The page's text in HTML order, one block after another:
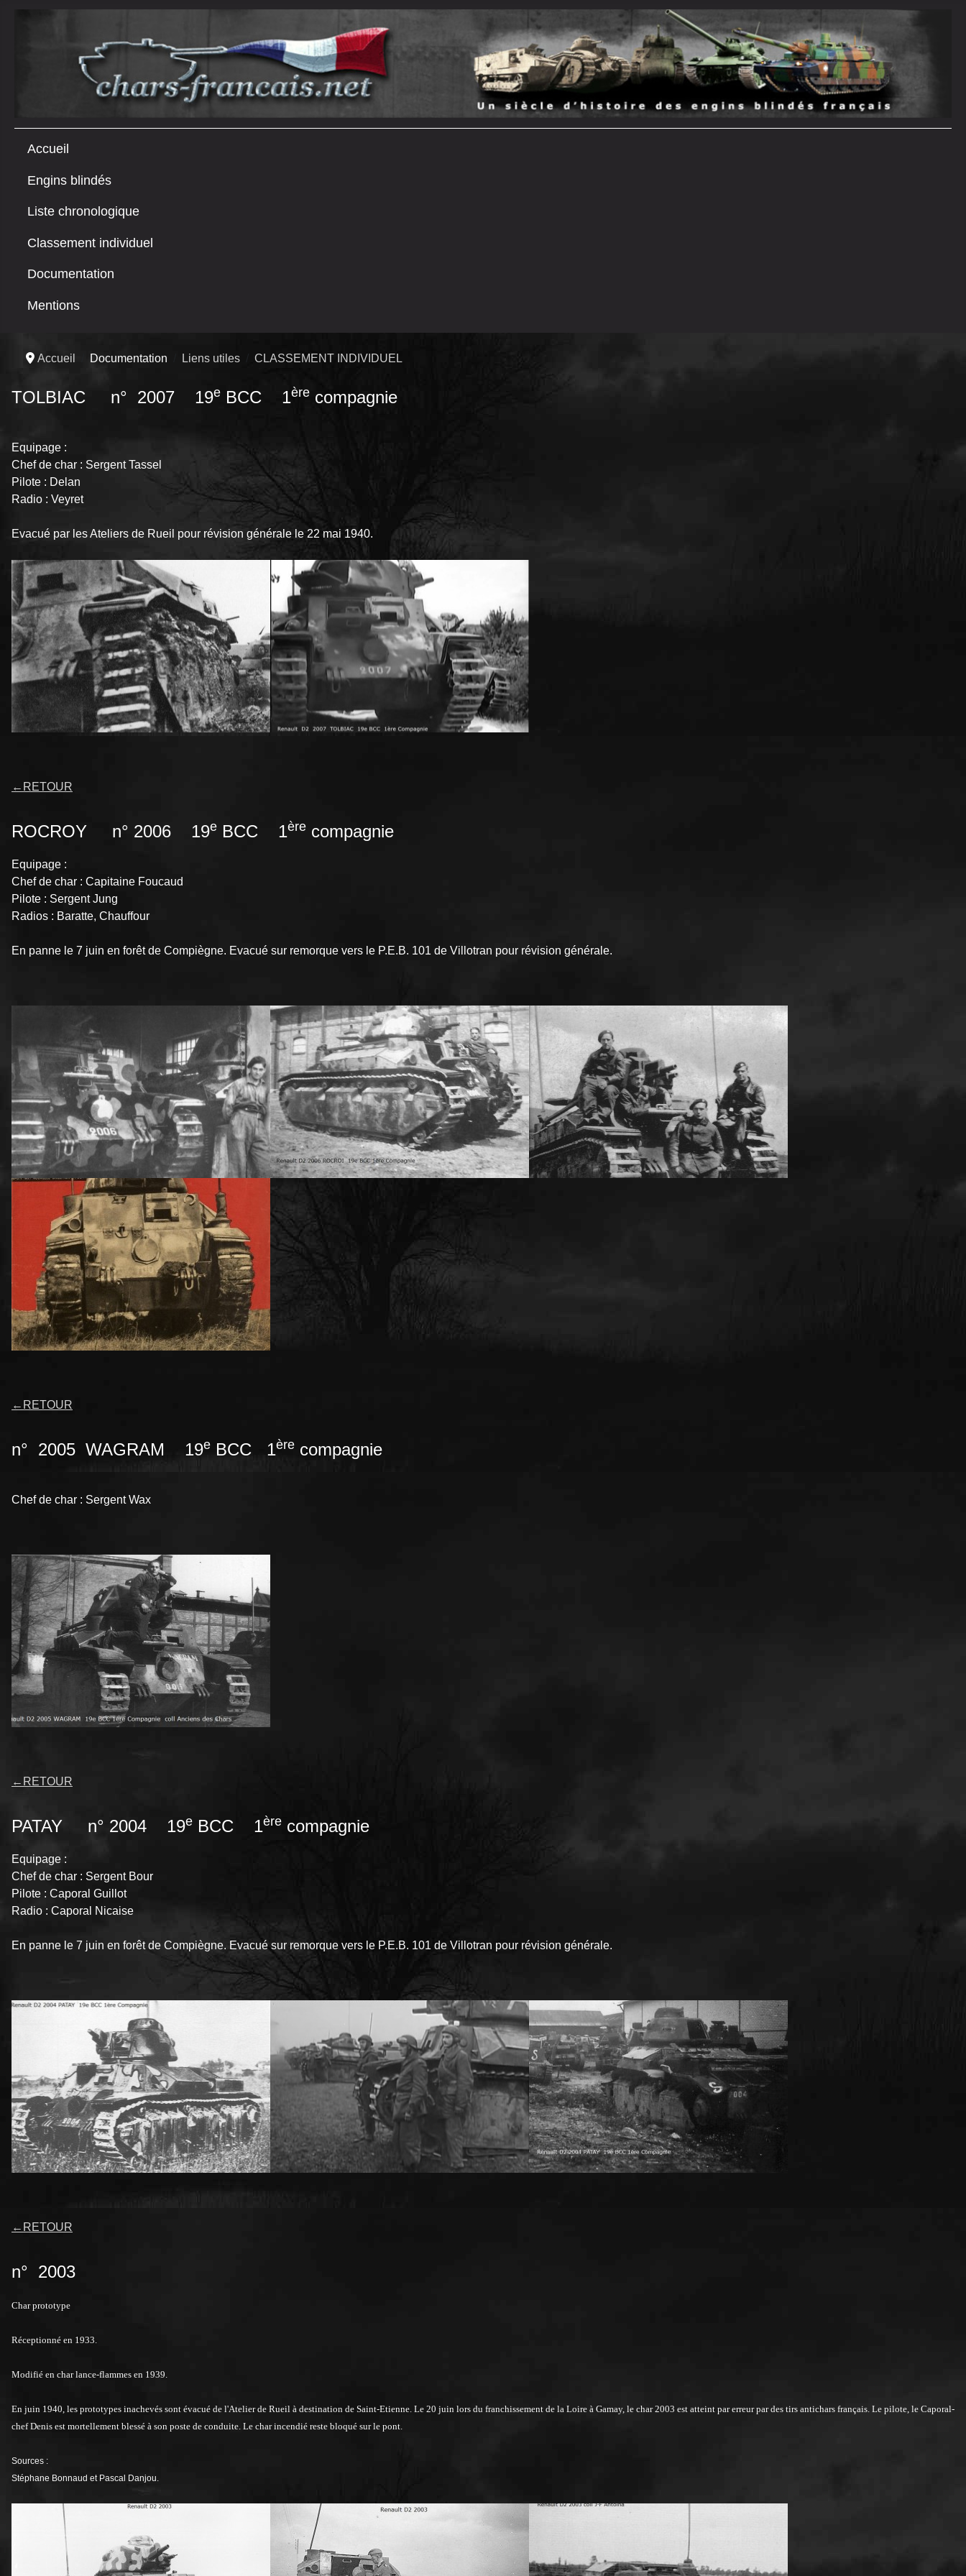
Accueil
Engins blindés
Liste chronologique
Classement individuel
Documentation
Mentions
Accueil Documentation Liens utiles CLASSEMENT INDIVIDUEL
TOLBIAC n° 2007 19e BCC 1ère compagnie
Equipage :
Chef de char : Sergent Tassel
Pilote : Delan
Radio : Veyret
Evacué par les Ateliers de Rueil pour révision générale le 22 mai 1940.
← RETOUR
ROCROY n° 2006 19e BCC 1ère compagnie
Equipage :
Chef de char : Capitaine Foucaud
Pilote : Sergent Jung
Radios : Baratte, Chauffour
En panne le 7 juin en forêt de Compiègne. Evacué sur remorque vers le P.E.B. 101 de Villotran pour révision générale.
← RETOUR
n° 2005 WAGRAM 19e BCC 1ère compagnie
Chef de char : Sergent Wax
← RETOUR
PATAY n° 2004 19e BCC 1ère compagnie
Equipage :
Chef de char : Sergent Bour
Pilote : Caporal Guillot
Radio : Caporal Nicaise
En panne le 7 juin en forêt de Compiègne. Evacué sur remorque vers le P.E.B. 101 de Villotran pour révision générale.
← RETOUR
n° 2003
Char prototype
Réceptionné en 1933.
Modifié en char lance-flammes en 1939.
En juin 1940, les prototypes inachevés sont évacué de l'Atelier de Rueil à destination de Saint-Etienne. Le 20 juin lors du franchissement de la Loire à Gamay, le char 2003 est atteint par erreur par des tirs antichars français. Le pilote, le Caporal-
chef Denis est mortellement blessé à son poste de conduite. Le char incendié reste bloqué sur le pont.
Sources :
Stéphane Bonnaud et Pascal Danjou.